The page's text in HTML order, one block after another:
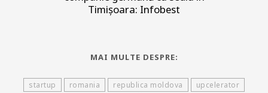
Timișoara: Infobest
MAI MULTE DESPRE:
startup romania republica moldova
upcelerator